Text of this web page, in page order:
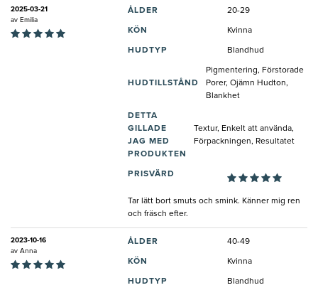
2025-03-21
av Emilia
ÅLDER 20-29
KÖN Kvinna
HUDTYP Blandhud
HUDTILLSTÅND
Pigmentering, Förstorade
Porer, Ojämn Hudton,
Blankhet
DETTA
GILLADE
JAG MED
PRODUKTEN
Textur, Enkelt att använda,
Förpackningen, Resultatet
PRISVÄRD
Tar lätt bort smuts och smink. Känner mig ren
och fräsch efter.
2023-10-16
av Anna
ÅLDER 40-49
KÖN Kvinna
HUDTYP Blandhud